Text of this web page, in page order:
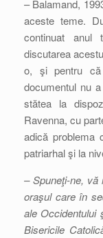
– Balamand,
aceste teme.
continuat anul
discutarea
o, şi pentru că
documentul nu
stătea la
Ravenna, cu
adică problema
patriarhal şi la
– Spuneţi-ne, vă
oraşul care în
ale Occidentului
Bisericile